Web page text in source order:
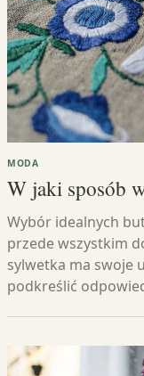
MODA
W jaki sposób
Wybór idealnych
przede wszystkim
sylwetka ma swoje
podkreślić